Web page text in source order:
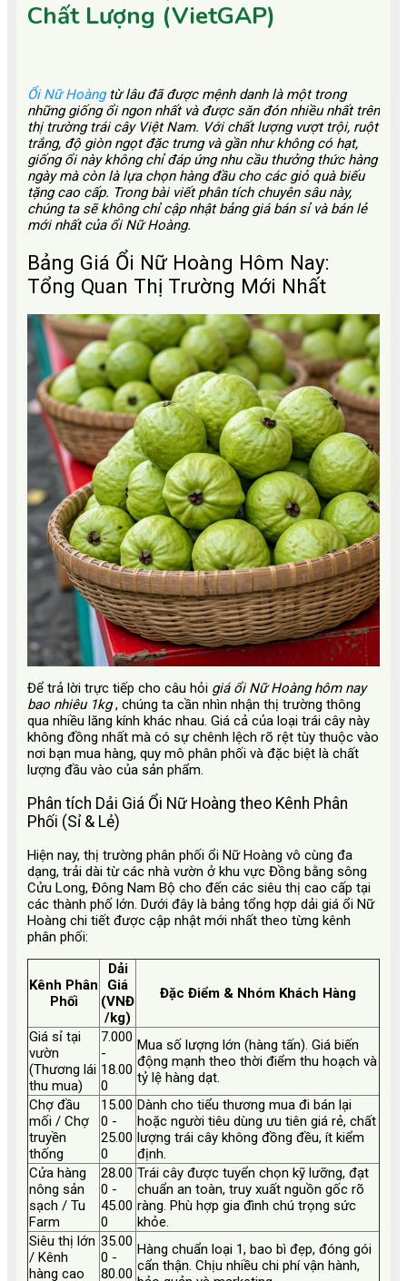
Ổi Nữ Hoàng từ lâu đã được mệnh danh là một trong
những giống ổi ngon nhất và được săn đón nhiều nhất trên
thị trường trái cây Việt Nam. Với chất lượng vượt trội, ruột
trắng, độ giòn ngọt đặc trưng và gần như không có hạt,
giống ổi này không chỉ đáp ứng nhu cầu thưởng thức hàng
ngày mà còn là lựa chọn hàng đầu cho các giỏ quà biếu
tặng cao cấp. Trong bài viết phân tích chuyên sâu này,
chúng ta sẽ không chỉ cập nhật bảng giá bán sỉ và bán lẻ
mới nhất của ổi Nữ Hoàng.
Bảng Giá Ổi Nữ Hoàng Hôm Nay:
Tổng Quan Thị Trường Mới Nhất
Để trả lời trực tiếp cho câu hỏi giá ổi Nữ Hoàng hôm nay
bao nhiêu 1kg, chúng ta cần nhìn nhận thị trường thông
qua nhiều lăng kính khác nhau. Giá cả của loại trái cây này
không đồng nhất mà có sự chênh lệch rõ rệt tùy thuộc vào
nơi bạn mua hàng, quy mô phân phối và đặc biệt là chất
lượng đầu vào của sản phẩm.
Phân tích Dải Giá Ổi Nữ Hoàng theo Kênh Phân
Phối (Sỉ & Lẻ)
Hiện nay, thị trường phân phối ổi Nữ Hoàng vô cùng đa
dạng, trải dài từ các nhà vườn ở khu vực Đồng bằng sông
Cửu Long, Đông Nam Bộ cho đến các siêu thị cao cấp tại
các thành phố lớn. Dưới đây là bảng tổng hợp dải giá ổi Nữ
Hoàng chi tiết được cập nhật mới nhất theo từng kênh
phân phối:
Kênh Phân
Phối
Dải
Giá
(VNĐ
/kg)
Đặc Điểm & Nhóm Khách Hàng
Giá sỉ tại
vườn
(Thương lái
thu mua)
7.000
-
18.00
0
Mua số lượng lớn (hàng tấn). Giá biến
động mạnh theo thời điểm thu hoạch và
tỷ lệ hàng dạt.
Chợ đầu
mối / Chợ
truyền
thống
15.00
0 -
25.00
0
Dành cho tiểu thương mua đi bán lại
hoặc người tiêu dùng ưu tiên giá rẻ, chất
lượng trái cây không đồng đều, ít kiểm
định.
Cửa hàng
nông sản
sạch / Tu
Farm
28.00
0 -
45.00
0
Trái cây được tuyển chọn kỹ lưỡng, đạt
chuẩn an toàn, truy xuất nguồn gốc rõ
ràng. Phù hợp gia đình chú trọng sức
khỏe.
Siêu thị lớn
/ Kênh
hàng cao
35.00
0 -
80.00
Hàng chuẩn loại 1, bao bì đẹp, đóng gói
cẩn thận. Chịu nhiều chi phí vận hành,
Chất Lượng (VietGAP)